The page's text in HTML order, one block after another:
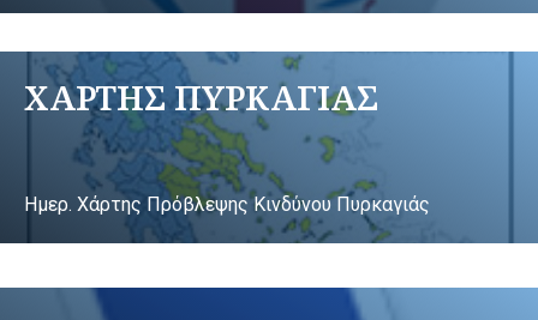
ΧΑΡΤΗΣ ΠΥΡΚΑΓΙΑΣ
Ημερ. Χάρτης Πρόβλεψης Κινδύνου Πυρκαγιάς